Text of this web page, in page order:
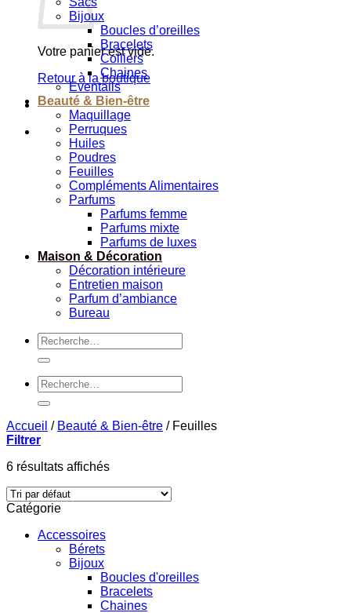
Votre panier est vide.
Retour à la boutique
Bijoux
Boucles d’oreilles
Bracelets
Colliers
Chaines
Eventails
Beauté & Bien-être
Maquillage
Perruques
Huiles
Poudres
Feuilles
Compléments Alimentaires
Parfums
Parfums femme
Parfums mixte
Parfums de luxes
Maison & Décoration
Décoration intérieure
Entretien maison
Parfum d’ambiance
Bureau
Recherche
pour :
Recherche
pour :
Accueil / Beauté & Bien-être /Feuilles
Filtrer
6 résultats affichés
Catégorie
Accessoires
Bérets
Bijoux
Boucles d'oreilles
Bracelets
Chaines